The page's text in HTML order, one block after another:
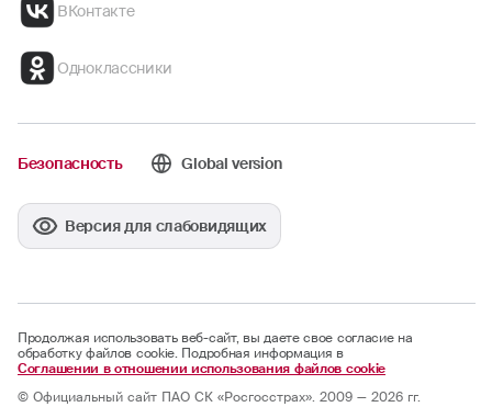
ВКонтакте
Одноклассники
Безопасность Global version
Версия для слабовидящих
Продолжая использовать веб-сайт, вы даете свое согласие на
обработку файлов cookie. Подробная информация в
Соглашении в отношении использования файлов cookie
© Официальный сайт ПАО СК «Росгосстрах». 2009 — 2026 гг.